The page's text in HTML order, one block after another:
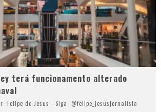
terá funcionamento alterado
Felipe de Jesus - Siga: @felipe_jesusjornalista